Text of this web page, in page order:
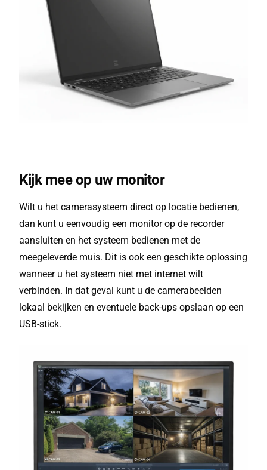
Kijk mee op uw monitor
Wilt u het camerasysteem direct op locatie bedienen,
dan kunt u eenvoudig een monitor op de recorder
aansluiten en het systeem bedienen met de
meegeleverde muis. Dit is ook een geschikte oplossing
wanneer u het systeem niet met internet wilt
verbinden. In dat geval kunt u de camerabeelden
lokaal bekijken en eventuele back-ups opslaan op een
USB-stick.